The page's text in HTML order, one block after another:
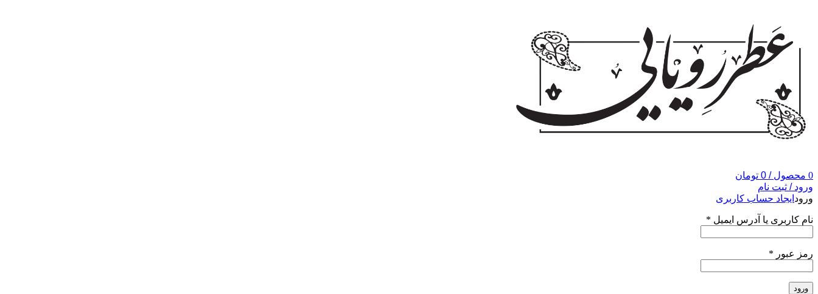
0 محصول /
0 تومان
ورود / ثبت نام
ورود ایجاد حساب کاربری
نام کاربری یا آدرس ایمیل *
رمز عبور *
ورود